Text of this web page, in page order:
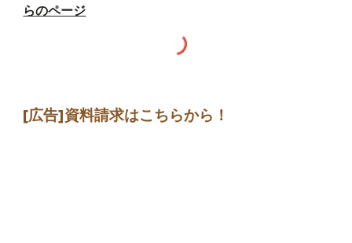
らのページ
[広告]資料請求はこちらから ！